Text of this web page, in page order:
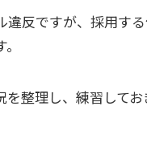
反ですが、採用す
整理し、練習してお